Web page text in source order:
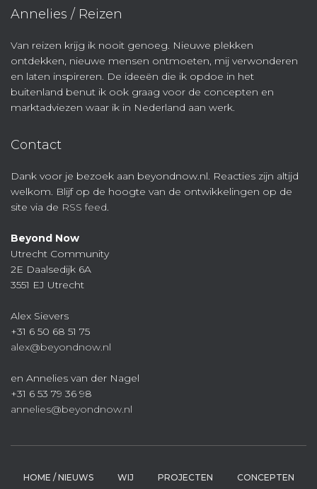
Annelies / Reizen
Van reizen krijg ik nooit genoeg. Nieuwe plekken
ontdekken, nieuwe mensen ontmoeten, mij verwonderen
en laten inspireren. De ideeën die ik opdoe in het
buitenland benut ik ook graag voor de concepten en
marktadviezen waar ik in Nederland aan werk.
Contact
Dank voor je bezoek aan beyondnow.nl. Reacties zijn altijd
welkom. Blijf op de hoogte van de ontwikkelingen op de
site via de RSS feed.
Beyond Now
Utrecht Community
2E Daalsedijk 6A
3551 EJ Utrecht
Alex Sievers
+31 6 50 68 51 75
alex@beyondnow.nl
en Annelies van der Nagel
+31 6 53 79 36 98
annelies@beyondnow.nl
HOME / NIEUWS WIJ PROJECTEN CONCEPTEN